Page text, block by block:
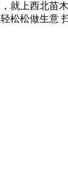
就上西北苗木
松松做生意